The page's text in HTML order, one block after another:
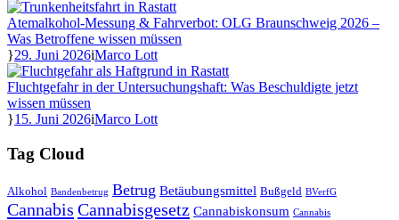
Atemalkohol-Messung & Fahrverbot: OLG Braunschweig 2026 –
Was Betroffene wissen müssen
29. Juni 2026 Marco Lott
Fluchtgefahr in der Untersuchungshaft: Was Beschuldigte jetzt
wissen müssen
15. Juni 2026 Marco Lott
Tag Cloud
Alkohol Bandenbetrug Betrug Betäubungsmittel Bußgeld BVerfG
Cannabis Cannabisgesetz Cannabiskonsum Cannabis